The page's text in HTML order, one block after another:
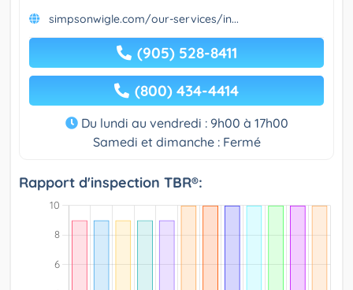
simpsonwigle.com/our-services/in...
(905) 528-8411
(800) 434-4414
Du lundi au vendredi : 9h00 à 17h00
Samedi et dimanche : Fermé
Rapport d'inspection TBR®: